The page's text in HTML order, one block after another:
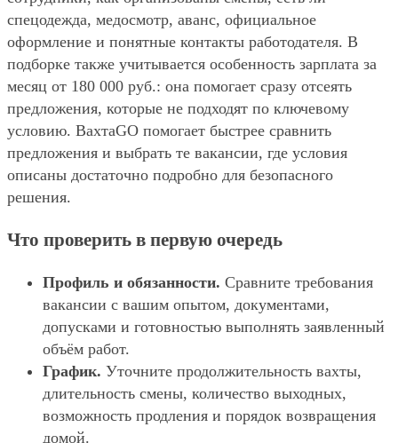
спецодежда, медосмотр, аванс, официальное
оформление и понятные контакты работодателя. В
подборке также учитывается особенность зарплата за
месяц от 180 000 руб.: она помогает сразу отсеять
предложения, которые не подходят по ключевому
условию. ВахтаGO помогает быстрее сравнить
предложения и выбрать те вакансии, где условия
описаны достаточно подробно для безопасного
решения.
Что проверить в первую очередь
Профиль и обязанности. Сравните требования
вакансии с вашим опытом, документами,
допусками и готовностью выполнять заявленный
объём работ.
График. Уточните продолжительность вахты,
длительность смены, количество выходных,
возможность продления и порядок возвращения
домой.